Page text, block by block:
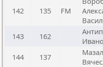
142 135 FM
143 162
144 137